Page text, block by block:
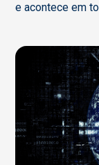
e acontece em